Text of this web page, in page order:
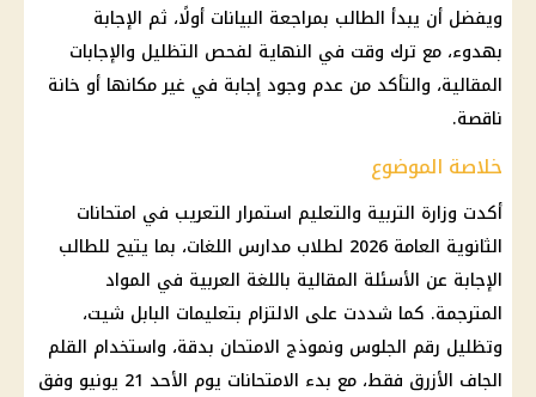
ويفضل أن يبدأ الطالب بمراجعة البيانات أولًا، ثم الإجابة
بهدوء، مع ترك وقت في النهاية لفحص التظليل والإجابات
المقالية، والتأكد من عدم وجود إجابة في غير مكانها أو خانة
ناقصة.
خلاصة الموضوع
أكدت وزارة التربية والتعليم استمرار التعريب في امتحانات
الثانوية العامة 2026 لطلاب مدارس اللغات، بما يتيح للطالب
الإجابة عن الأسئلة المقالية باللغة العربية في المواد
المترجمة. كما شددت على الالتزام بتعليمات البابل شيت،
وتظليل رقم الجلوس ونموذج الامتحان بدقة، واستخدام القلم
الجاف الأزرق فقط، مع بدء الامتحانات يوم الأحد 21 يونيو وفق